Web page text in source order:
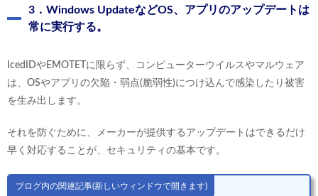
3．Windows UpdateなどOS、アプリのアップデートは
常に実行する。
IcedIDやEMOTETに限らず、コンピューターウイルスやマルウェア
は、OSやアプリの欠陥・弱点(脆弱性)につけ込んで感染したり被害
を生み出します。
それを防ぐために、メーカーが提供するアップデートはできるだけ
早く対応することが、セキュリティの基本です。
ブログ内の関連記事(新しいウィンドウで開きます)